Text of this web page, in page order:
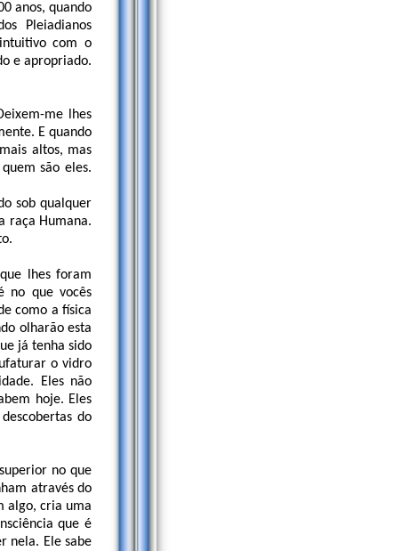
anos, quando
Pleiadianos
com o
e apropriado.
me lhes
E quando
altos, mas
são eles.
sob qualquer
raça Humana.
lhes foram
no que vocês
como a física
olharão esta
já tenha sido
o vidro
Eles não
hoje. Eles
do
no que
através do
algo, cria uma
que é
nela. Ele sabe